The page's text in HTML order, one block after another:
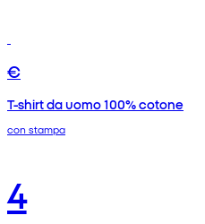
€
T-shirt da uomo 100% cotone
con stampa
4